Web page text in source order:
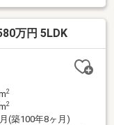
納スペースが豊富
りにつき生活動線
についても広い視
ンが通るかどうか
『資金計画書』の
ゼロを目標に接客
万円 5LDK
2
2
(築100年8ヶ月)